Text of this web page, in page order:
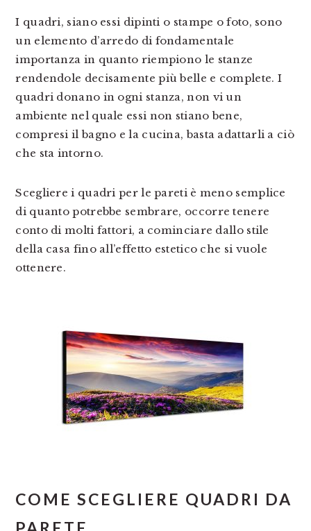
I quadri, siano essi dipinti o stampe o foto, sono
un elemento d’arredo di fondamentale
importanza in quanto riempiono le stanze
rendendole decisamente più belle e complete. I
quadri donano in ogni stanza, non vi un
ambiente nel quale essi non stiano bene,
compresi il bagno e la cucina, basta adattarli a ciò
che sta intorno.
Scegliere i quadri per le pareti è meno semplice
di quanto potrebbe sembrare, occorre tenere
conto di molti fattori, a cominciare dallo stile
della casa fino all’effetto estetico che si vuole
ottenere.
COME SCEGLIERE QUADRI DA